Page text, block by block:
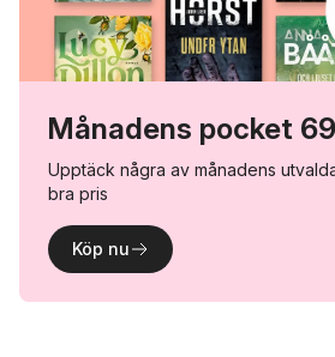
Månadens pocket
Upptäck några av månadens
bra pris
Köp nu